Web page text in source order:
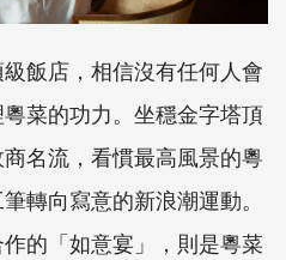
飯店，相信沒有任何人會
菜的功力。坐穩金字塔頂
名流，看慣最高風景的粵
轉向寫意的新浪潮運動。
的「如意宴」，則是粵菜